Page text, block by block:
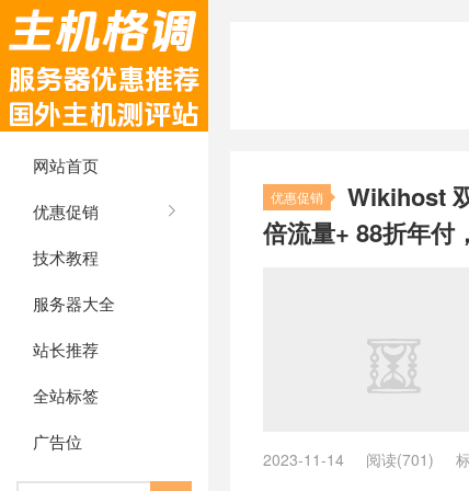
网站首页
优惠促销
技术教程
服务器大全
站长推荐
全站标签
广告位
优惠促销
Wikihost
倍流量+ 88折年付
2023-11-14 阅读(701)